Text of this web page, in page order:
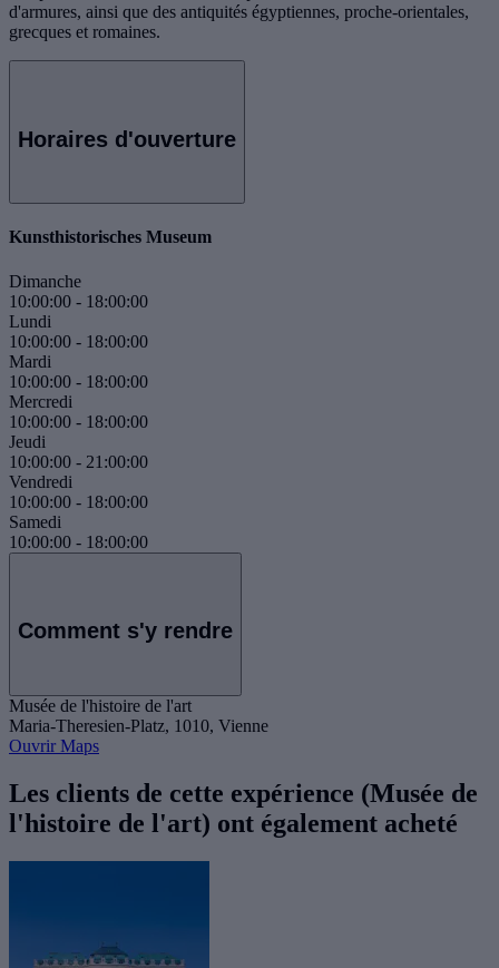
d'armures, ainsi que des antiquités égyptiennes, proche-orientales,
grecques et romaines.
Horaires d'ouverture
Kunsthistorisches Museum
Dimanche
10:00:00 - 18:00:00
Lundi
10:00:00 - 18:00:00
Mardi
10:00:00 - 18:00:00
Mercredi
10:00:00 - 18:00:00
Jeudi
10:00:00 - 21:00:00
Vendredi
10:00:00 - 18:00:00
Samedi
10:00:00 - 18:00:00
Comment s'y rendre
Musée de l'histoire de l'art
Maria-Theresien-Platz, 1010, Vienne
Ouvrir Maps
Les clients de cette expérience (Musée de
l'histoire de l'art) ont également acheté